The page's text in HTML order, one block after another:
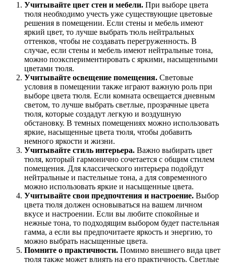
Учитывайте цвет стен и мебели. При выборе цвета
тюля необходимо учесть уже существующие цветовые
решения в помещении. Если стены и мебель имеют
яркий цвет, то лучше выбрать тюль нейтральных
оттенков, чтобы не создавать перегруженность. В
случае, если стены и мебель имеют нейтральные тона,
можно поэкспериментировать с яркими, насыщенными
цветами тюля.
Учитывайте освещение помещения. Световые
условия в помещении также играют важную роль при
выборе цвета тюля. Если комната освещается дневным
светом, то лучше выбрать светлые, прозрачные цвета
тюля, которые создадут легкую и воздушную
обстановку. В темных помещениях можно использовать
яркие, насыщенные цвета тюля, чтобы добавить
немного яркости и жизни.
Учитывайте стиль интерьера. Важно выбирать цвет
тюля, который гармонично сочетается с общим стилем
помещения. Для классического интерьера подойдут
нейтральные и пастельные тона, а для современного
можно использовать яркие и насыщенные цвета.
Учитывайте свои предпочтения и настроение. Выбор
цвета тюля должен основываться на вашем личном
вкусе и настроении. Если вы любите спокойные и
нежные тона, то подходящим выбором будет пастельная
гамма, а если вы предпочитаете яркость и энергию, то
можно выбрать насыщенные цвета.
Помните о практичности. Помимо внешнего вида цвет
тюля также может влиять на его практичность. Светлые